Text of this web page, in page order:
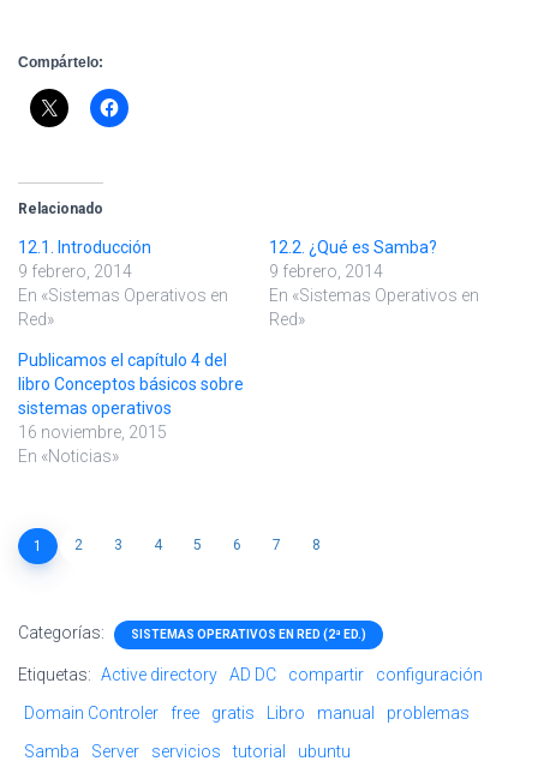
Compártelo:
Relacionado
12.1. Introducción
9 febrero, 2014
En «Sistemas Operativos en
Red»
12.2. ¿Qué es Samba?
9 febrero, 2014
En «Sistemas Operativos en
Red»
Publicamos el capítulo 4 del
libro Conceptos básicos sobre
sistemas operativos
16 noviembre, 2015
En «Noticias»
1 2 3 4 5 6 7 8
Categorías: SISTEMAS OPERATIVOS EN RED (2ª ED.)
Etiquetas: Active directory AD DC compartir
configuración
Domain Controler
free gratis Libro manual
problemas
Samba
Server servicios tutorial ubuntu